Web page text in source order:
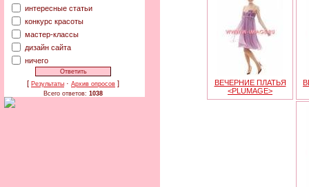
интересные статьи
конкурс красоты
мастер-классы
дизайн сайта
ничего
[ Результаты · Архив опросов ]
Всего ответов: 1038
ВЕЧЕРНИЕ ПЛАТЬЯ
<PLUMAGE>